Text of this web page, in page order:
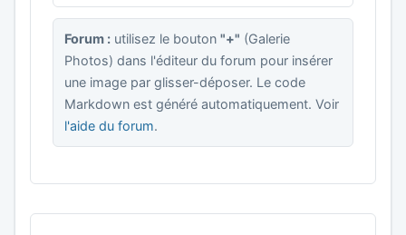
Forum : utilisez le bouton "+" (Galerie
Photos) dans l'éditeur du forum pour insérer
une image par glisser-déposer. Le code
Markdown est généré automatiquement. Voir
l'aide du forum.